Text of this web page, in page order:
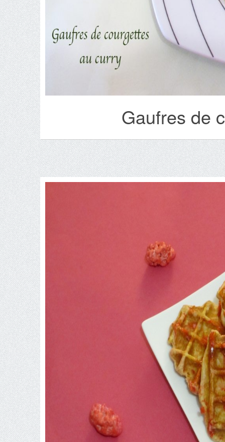
Gaufres de